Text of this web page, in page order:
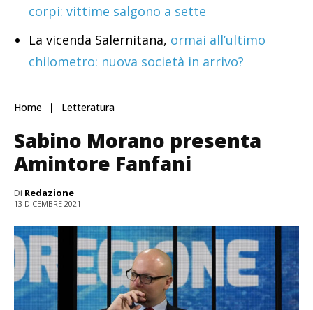
corpi: vittime salgono a sette
La vicenda Salernitana, ormai all’ultimo
chilometro: nuova società in arrivo?
Home Letteratura
Sabino Morano presenta
Amintore Fanfani
Di Redazione
13 DICEMBRE 2021